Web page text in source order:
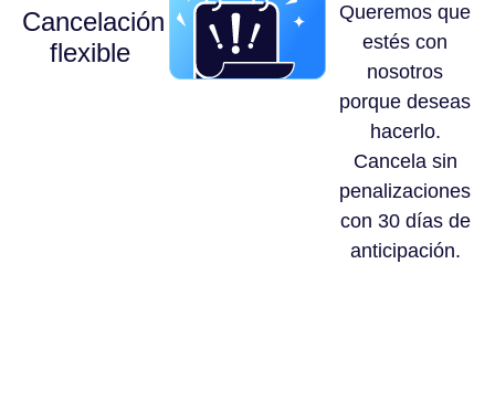
Cancelación
flexible
Queremos que
estés con
nosotros
porque deseas
hacerlo.
Cancela sin
penalizaciones
con 30 días de
anticipación.